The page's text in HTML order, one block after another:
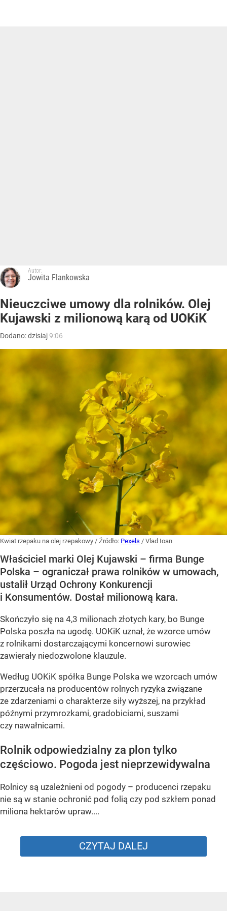
Autor:
Jowita Flankowska
Nieuczciwe umowy dla rolników. Olej
Kujawski z milionową karą od UOKiK
Dodano:dzisiaj9:06
Kwiat rzepaku na olej rzepakowy / Źródło: Pexels / Vlad Ioan
Właściciel marki Olej Kujawski – firma Bunge
Polska – ograniczał prawa rolników w umowach,
ustalił Urząd Ochrony Konkurencji
i Konsumentów. Dostał milionową kara.
Skończyło się na 4,3 milionach złotych kary, bo Bunge
Polska poszła na ugodę. UOKiK uznał, że wzorce umów
z rolnikami dostarczającymi koncernowi surowiec
zawierały niedozwolone klauzule.
Według UOKiK spółka Bunge Polska we wzorcach umów
przerzucała na producentów rolnych ryzyka związane
ze zdarzeniami o charakterze siły wyższej, na przykład
późnymi przymrozkami, gradobiciami, suszami
czy nawałnicami.
Rolnik odpowiedzialny za plon tylko
częściowo. Pogoda jest nieprzewidywalna
Rolnicy są uzależnieni od pogody – producenci rzepaku
nie są w stanie ochronić pod folią czy pod szkłem ponad
miliona hektarów upraw....
CZYTAJ DALEJ